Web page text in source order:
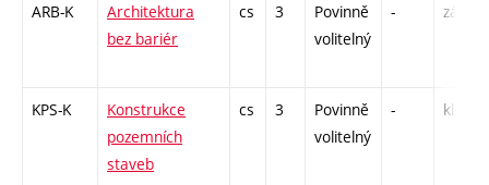
ARB-K
Architektura
bez bariér
cs 3
Povinně
volitelný
- zá
KPS-K
Konstrukce
pozemních
staveb
cs 3
Povinně
volitelný
- kl